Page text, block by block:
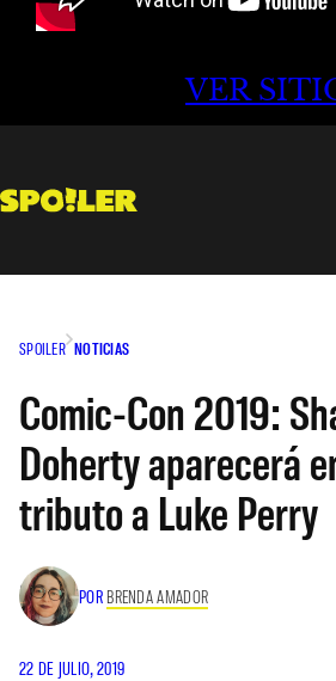
VER
SPOILER NOTICIAS
Comic-Con 2019:
Doherty aparecerá
tributo a Luke Perry
POR BRENDA AMADOR
22 DE JULIO, 2019